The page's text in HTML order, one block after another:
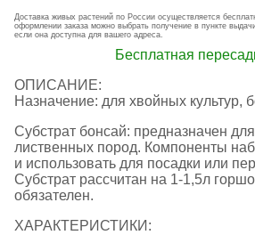
Доставка живых растений по России осуществляется
оформлении заказа можно выбрать получение в пункте
если она доступна для вашего адреса.
Бесплатная
ОПИСАНИЕ:
Назначение: для хвойных культур,
Субстрат бонсай: предназначен
лиственных пород. Компоненты
и использовать для посадки или
Субстрат рассчитан на 1-1,5л
обязателен.
ХАРАКТЕРИСТИКИ: